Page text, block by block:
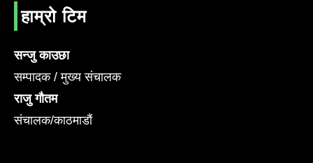
हाम्रो टिम
सन्जु काउछा
सम्पादक / मुख्य संचालक
राजु गौतम
संचालक/काठमाडौं